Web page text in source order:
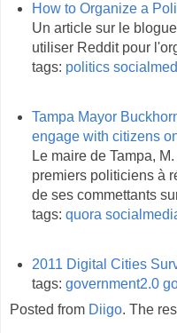
How to Organize a
Un article sur le
utiliser Reddit pour
tags: politics
Tampa Mayor
engage with citizens
Le maire de Tampa,
premiers politiciens à
de ses commettants
tags: quora
2011 Digital Cities
tags: government2.0
Posted from Diigo. The